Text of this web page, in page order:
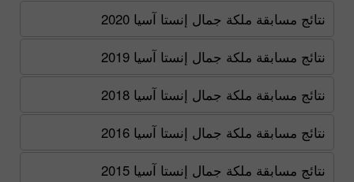
نتائج مسابقة ملكة جمال إنستا آسيا 2020
نتائج مسابقة ملكة جمال إنستا آسيا 2019
نتائج مسابقة ملكة جمال إنستا آسيا 2018
نتائج مسابقة ملكة جمال إنستا آسيا 2016
نتائج مسابقة ملكة جمال إنستا آسيا 2015